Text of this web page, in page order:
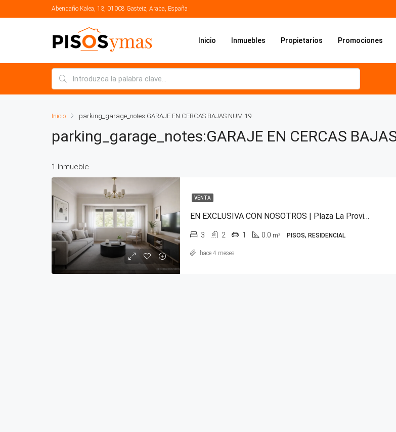
Abendaño Kalea, 13, 01008 Gasteiz, Araba, España
Inicio Inmuebles Propietarios Promociones
Inicio parking_garage_notes:GARAJE EN CERCAS BAJAS NUM 19
parking_garage_notes:GARAJE EN CERCAS
1 Inmueble
VENTA
EN EXCLUSIVA CON NOSOTROS | Plaza La Provincia – Vitoria-Gasteiz.
3 2 1 0.0 m² PISOS, RESIDENCIAL
hace 4 meses